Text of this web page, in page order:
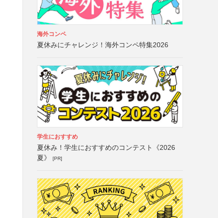
海外コンペ
夏休みにチャレンジ！海外コンペ特集2026
学生におすすめ
夏休み！学生におすすめのコンテスト《2026
夏》
[PR]